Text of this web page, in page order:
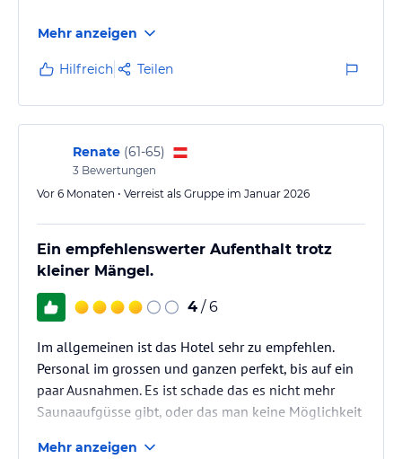
3 Veranstaltungsräume
1 Bar
Allgemeine Dienstleistungen: Behindertengerechtes Hotel,
Tierfreundliches Hotel, Rezeption rund um die Uhr, Zimmerservice,
Paketaufbewahrung, Weckdienst, Souvenirgeschäft, All-Inclusive
Versorgung, ATM im Hotel
Badezimmerausstattung, Bad mit Wanne oder Dusche, Handtücher,
Föhn, Bademantel
Wellness und Gesundheit: Außenbecken, Innenbecken, Whirlpool,
Kinder-/Familienfreundliche Dienstleistungen: Von Animateuren
geleitete Programme, Danubius Bubbles Club, Überdachtes
inderplanschbecken, Spielzimmer für Kleinkinder, Spielplatz für
Kinder und Teenager, Spielplatz, Zimmer für Familien, Zimmer mit
Verbindungstür, Kinderbett, Hochstuhl, Babywanne, WC-Aufsatz,
Mehr anzeigen
Hilfreich Teilen
Renate (61-65)
3 Bewertungen
Vor 6 Monaten • Verreist als Gruppe im Januar 2026
Ein empfehlenswerter Aufenthalt trotz
kleiner Mängel.
4 / 6
Im allgemeinen ist das Hotel sehr zu empfehlen.
Personal im grossen und ganzen perfekt, bis auf ein
paar Ausnahmen. Es ist schade das es nicht mehr
Saunaaufgüsse gibt, oder das man keine Möglichkeit
leider nich perfekt und Betten machen sollte man
Mehr anzeigen